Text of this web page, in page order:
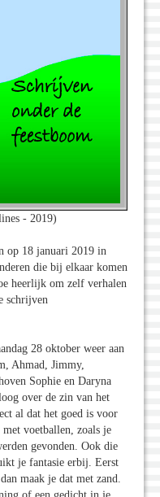
- 2019)
op 18 januari 2019 in
die bij elkaar komen
heerlijk om zelf verhalen
schrijven
28 oktober weer aan
Ahmad, Jimmy,
Sophie en Daryna
over de zin van het
al dat het goed is voor
met voetballen, zoals je
gevonden. Ook die
je fantasie erbij. Eerst
maak je dat met zand.